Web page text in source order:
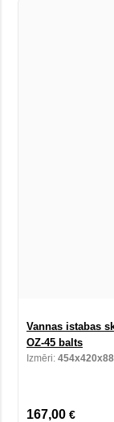
Vannas istabas
OZ-45 balts
Izmēri:
167,00 €